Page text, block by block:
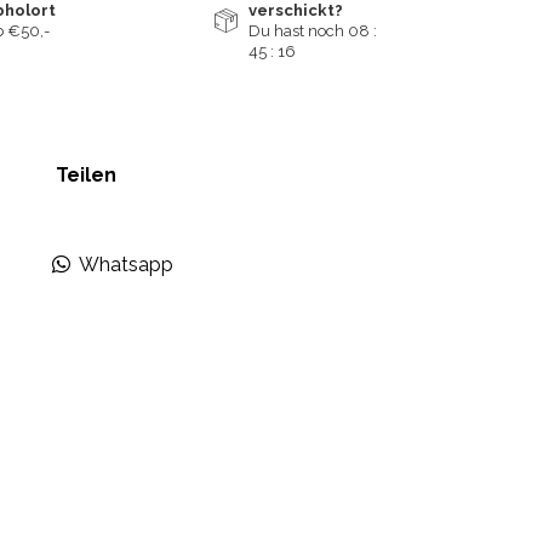
€50,-
verschickt?
Du hast noch 08 :
45 : 16
Teilen
Whatsapp